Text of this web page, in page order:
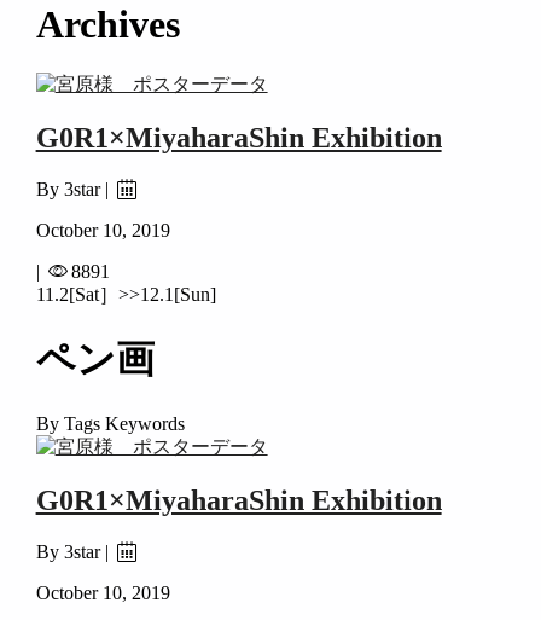
займ на карту онлайн без отказа
Archives
G0R1×MiyaharaShin Exhibition
By 3star |
October 10, 2019
|
8891
11.2[Sat］>>12.1[Sun]
ペン画
By Tags Keywords
G0R1×MiyaharaShin Exhibition
By 3star |
October 10, 2019